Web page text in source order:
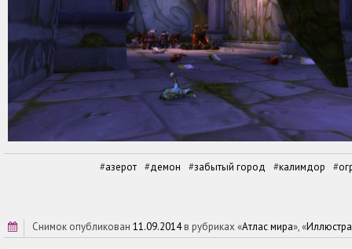
азерот демон забытый город калимдор
снимок опубликован 11.09.2014в рубриках «Атлас мира», «